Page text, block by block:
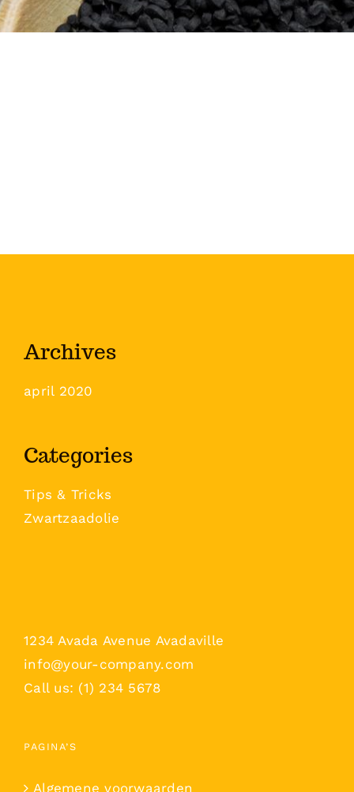
Archives
april 2020
Categories
Tips & Tricks
Zwartzaadolie
1234 Avada Avenue Avadaville
info@your-company.com
Call us: (1) 234 5678
PAGINA’S
Algemene voorwaarden